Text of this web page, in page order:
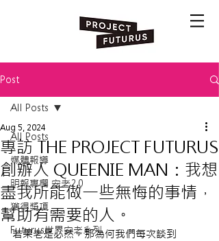
Post
All Posts
媒體報導
明報專欄 安老2.0
獲得獎項
Futurus世界安老系列
All Posts
專訪 THE PROJECT FUTURUS
創辦人 QUEENIE MAN：我想
盡我所能做一些無悔的事情，
幫助有需要的人。
Aug 5, 2024
若果老是必然，那為何我們每次談到